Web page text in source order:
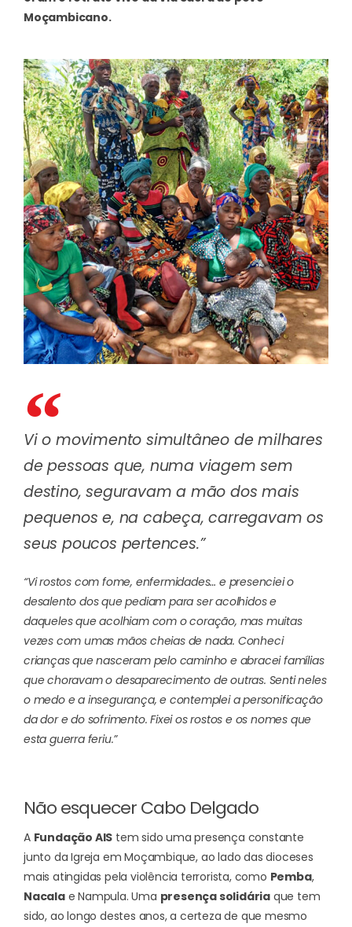
Moçambicano.
Vi o movimento simultâneo de milhares
de pessoas que, numa viagem sem
destino, seguravam a mão dos mais
pequenos e, na cabeça, carregavam os
seus poucos pertences.”
“Vi rostos com fome, enfermidades… e presenciei o
desalento dos que pediam para ser acolhidos e
daqueles que acolhiam com o coração, mas muitas
vezes com umas mãos cheias de nada. Conheci
crianças que nasceram pelo caminho e abracei famílias
que choravam o desaparecimento de outras. Senti neles
o medo e a insegurança, e contemplei a personificação
da dor e do sofrimento. Fixei os rostos e os nomes que
esta guerra feriu.”
Não esquecer Cabo Delgado
A Fundação AIS tem sido uma presença constante
junto da Igreja em Moçambique, ao lado das dioceses
mais atingidas pela violência terrorista, como Pemba,
Nacalae Nampula. Uma presença solidária que tem
sido, ao longo destes anos, a certeza de que mesmo